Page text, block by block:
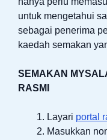
untuk mengetahui
sebagai penerima
kaedah semakan
SEMAKAN
RASMI
Layari portal
Masukkan